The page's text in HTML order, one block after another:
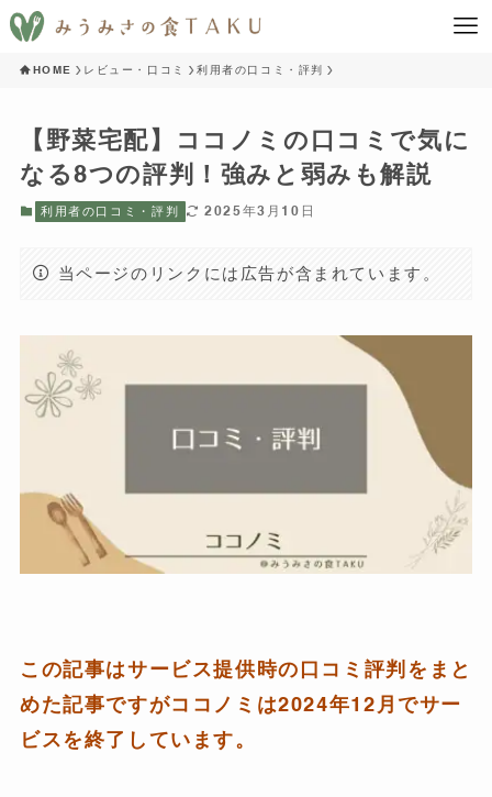
HOME レビュー・口コミ 利用者の口コミ・評判
【野菜宅配】ココノミの口コミで気に
なる8つの評判！強みと弱みも解説
利用者の口コミ・評判 2025年3月10日
当ページのリンクには広告が含まれています。
この記事はサービス提供時の口コミ評判をまと
めた記事ですがココノミは2024年12月でサー
ビスを終了しています。